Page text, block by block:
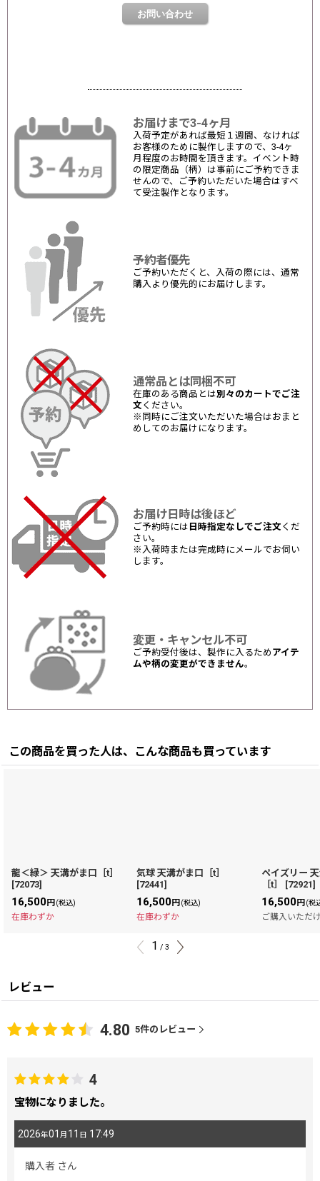
お届けまで3-4ヶ月
入荷予定があれば最短１週間、なければ
お客様のために製作しますので、3-4ヶ
月程度のお時間を頂きます。イベント時
の限定商品（柄）は事前にご予約できま
せんので、ご予約いただいた場合はすべ
て受注製作となります。
予約者優先
ご予約いただくと、入荷の際には、通常
購入より優先的にお届けします。
通常品とは同梱不可
在庫のある商品とは別々のカートでご注
文 ください。
※同時にご注文いただいた場合はおまと
めしてのお届けになります。
お届け日時は後ほど
ご予約時には 日時指定なしでご注文 くだ
さい。
※入荷時または完成時にメールでお伺い
します。
変更・キャンセル不可
ご予約受付後は、製作に入るため アイテ
ムや柄の変更ができません。
この商品を買った人は、こんな商品も買っています
龍＜緑＞ 天溝がま口［t］
[72073]
16,500円 (税込)
在庫わずか
気球 天溝がま口［t］
[72441]
16,500円 (税込)
在庫わずか
ペイズリー
［t］
[72921]
16,500円 (税
ご購入いただ
1 / 3
レビュー
4.80 5件のレビュー
4
宝物になりました。
2026年01 月 11 日 17:49
購入者 さん